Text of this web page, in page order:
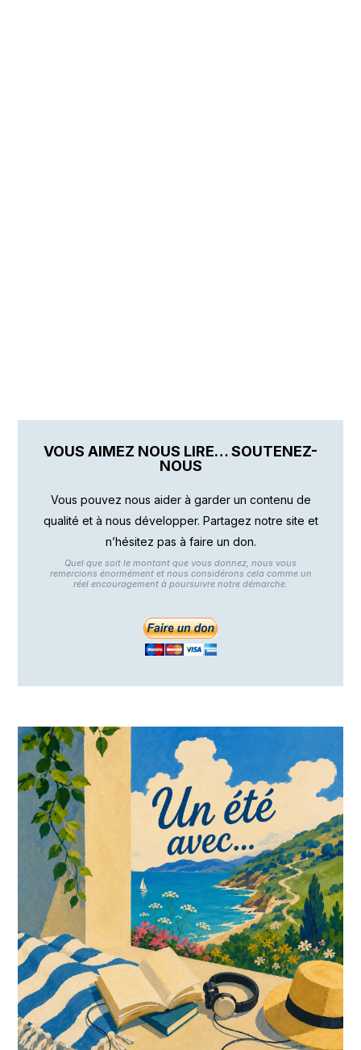
VOUS AIMEZ NOUS LIRE… SOUTENEZ-
NOUS
Vous pouvez nous aider à garder un contenu de
qualité et à nous développer. Partagez notre site et
n’hésitez pas à faire un don.
Quel que soit le montant que vous donnez, nous vous
remercions énormément et nous considérons cela comme un
réel encouragement à poursuivre notre démarche.